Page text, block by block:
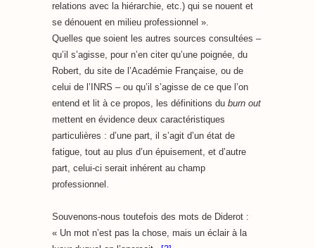
relations avec la hiérarchie, etc.) qui se nouent et
se dénouent en milieu professionnel ».
Quelles que soient les autres sources consultées –
qu’il s’agisse, pour n’en citer qu’une poignée, du
Robert, du site de l’Académie Française, ou de
celui de l’INRS – ou qu’il s’agisse de ce que l’on
entend et lit à ce propos, les définitions du burn out
mettent en évidence deux caractéristiques
particulières : d’une part, il s’agit d’un état de
fatigue, tout au plus d’un épuisement, et d’autre
part, celui-ci serait inhérent au champ
professionnel.
Souvenons-nous toutefois des mots de Diderot :
« Un mot n’est pas la chose, mais un éclair à la